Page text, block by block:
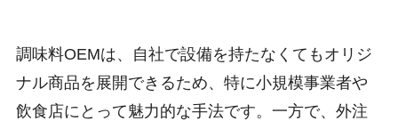
調味料OEMは、自社で設備を持たなくてもオリジ
ナル商品を展開できるため、特に小規模事業者や
飲食店にとって魅力的な手法です。一方で、外注